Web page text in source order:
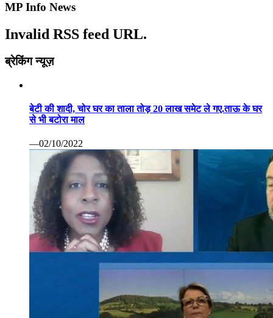
MP Info News
Invalid RSS feed URL.
ब्रेकिंग न्यूज़
बेटी की शादी, चोर घर का ताला तोड़ 20 लाख समेट ले गए.ताऊ के घर
से भी बटोरा माल
—02/10/2022